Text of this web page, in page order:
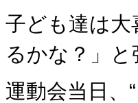
子ども達は
るかな？」と
運動会当日、